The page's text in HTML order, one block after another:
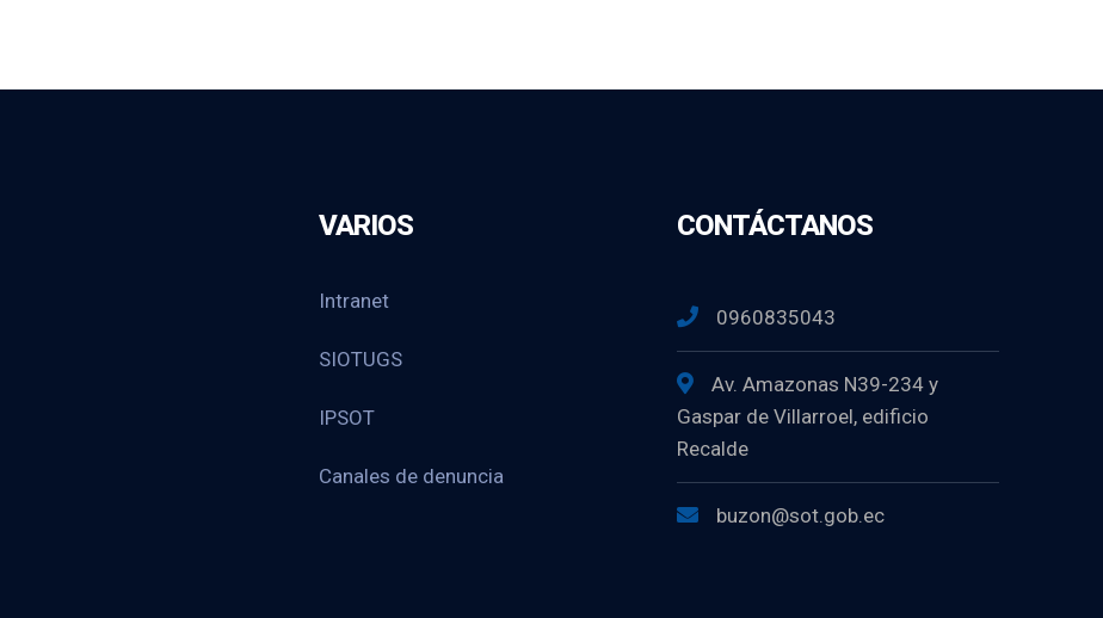
VARIOS
Intranet
SIOTUGS
IPSOT
Canales de denuncia
CONTÁCTANOS
0960835043
Av. Amazonas N39-234 y
Gaspar de Villarroel, edificio
Recalde
buzon@sot.gob.ec